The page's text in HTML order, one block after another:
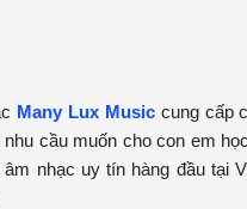
Many Lux Music cung cấp
cầu muốn cho con em
âm nhạc uy tín hàng đầu tại